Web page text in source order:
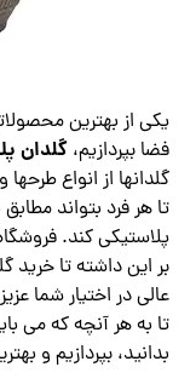
یکی از بهترین
فضا بپردازیم،گلدان
گلدانها از انواع
تا هر فرد بتواند
پلاستیکی کند.
بر این داشته تا خرید
عالی در اختیار شما
تا به هر آنچه که می
بدانید، بپردازیم و